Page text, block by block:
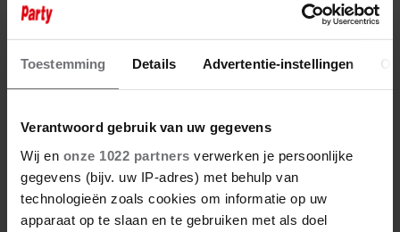
Toestemming Details Advertentie-instellingen
Verantwoord gebruik van uw gegevens
Wij en onze 1022 partners verwerken je persoonlijke
gegevens (bijv. uw IP-adres) met behulp van
technologieën zoals cookies om informatie op uw
apparaat op te slaan en te gebruiken met als doel
23 februari 2026